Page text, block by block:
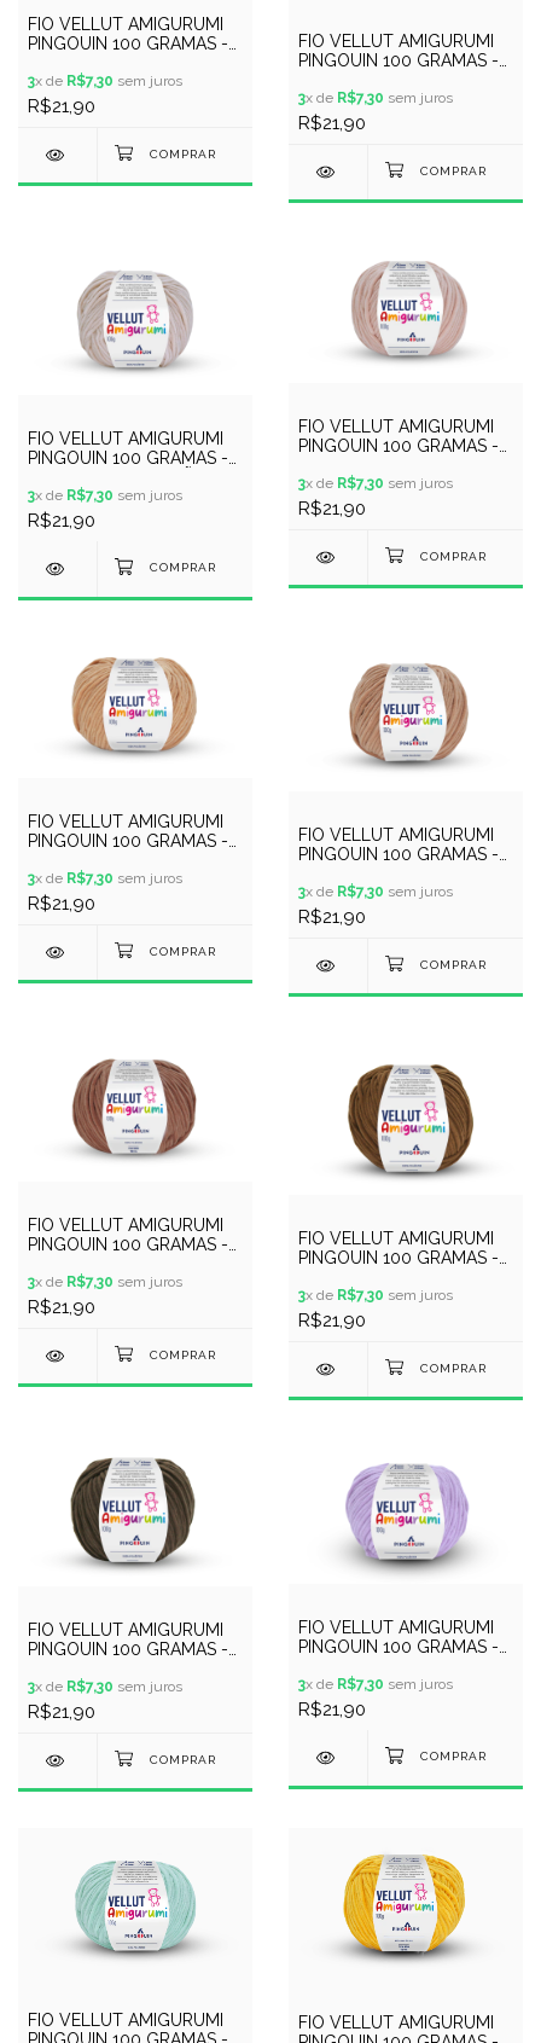
FIO VELLUT AMIGURUMI
PINGOUIN 100 GRAMAS -
3x de R$7,30 sem juros
R$21,90
FIO VELLUT AMIGURUMI
PINGOUIN 100 GRAMAS -
3x de R$7,30 sem juros
R$21,90
FIO VELLUT AMIGURUMI
PINGOUIN 100 GRAMAS -
3x de R$7,30 sem juros
R$21,90
FIO VELLUT AMIGURUMI
PINGOUIN 100 GRAMAS -
3x de R$7,30 sem juros
R$21,90
FIO VELLUT AMIGURUMI
PINGOUIN 100 GRAMAS -
3x de R$7,30 sem juros
R$21,90
FIO VELLUT AMIGURUMI
PINGOUIN 100 GRAMAS -
3x de R$7,30 sem juros
R$21,90
FIO VELLUT AMIGURUMI
PINGOUIN 100 GRAMAS -
3x de R$7,30 sem juros
R$21,90
FIO VELLUT AMIGURUMI
PINGOUIN 100 GRAMAS -
3x de R$7,30 sem juros
R$21,90
FIO VELLUT AMIGURUMI
PINGOUIN 100 GRAMAS -
3x de R$7,30 sem juros
R$21,90
FIO VELLUT AMIGURUMI
PINGOUIN 100 GRAMAS -
3x de R$7,30 sem juros
R$21,90
FIO VELLUT AMIGURUMI
PINGOUIN 100 GRAMAS -
FIO VELLUT AMIGURUMI